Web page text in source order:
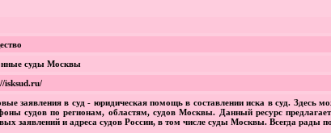
суды Москвы
isksud.ru/
заявления в суд - юридическая помощь в составлении иска в суд. Здесь
судов по регионам, областям, судов Москвы. Данный ресурс
заявлений и адреса судов России, в том числе суды Москвы. Всегда рады